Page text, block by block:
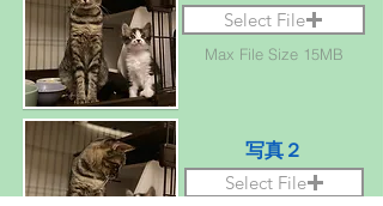
Select File
Max File Size 15MB
写真２
Select File